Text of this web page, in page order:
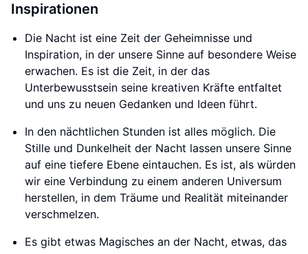
Inspirationen
Die Nacht ist eine Zeit der Geheimnisse und
Inspiration, in der unsere Sinne auf besondere Weise
erwachen. Es ist die Zeit, in der das
Unterbewusstsein seine kreativen Kräfte entfaltet
und uns zu neuen Gedanken und Ideen führt.
In den nächtlichen Stunden ist alles möglich. Die
Stille und Dunkelheit der Nacht lassen unsere Sinne
auf eine tiefere Ebene eintauchen. Es ist, als würden
wir eine Verbindung zu einem anderen Universum
herstellen, in dem Träume und Realität miteinander
verschmelzen.
Es gibt etwas Magisches an der Nacht, etwas, das